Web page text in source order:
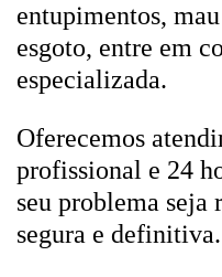
entupimentos,
esgoto, entre em
especializada.
Oferecemos
profissional e 24
seu problema seja
segura e definitiva.